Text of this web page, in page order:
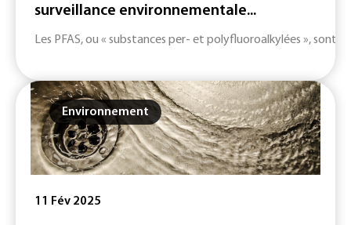
surveillance environnementale...
Les PFAS, ou « substances per- et polyfluoroalkylées », sont
Environnement
11 Fév 2025